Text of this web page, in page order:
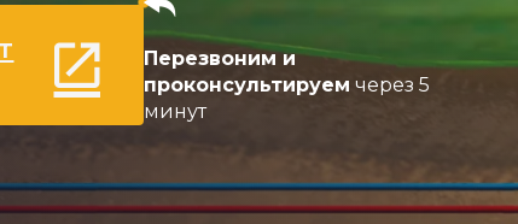
Перезвоним и
проконсультируем через 5
минут